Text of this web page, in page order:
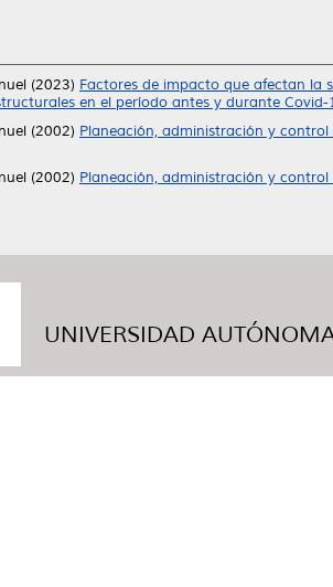
(2023) Factores de impacto que afectan la
en el período antes y durante Covid-
(2002) Planeación, administración y control
(2002) Planeación, administración y control
UNIVERSIDAD